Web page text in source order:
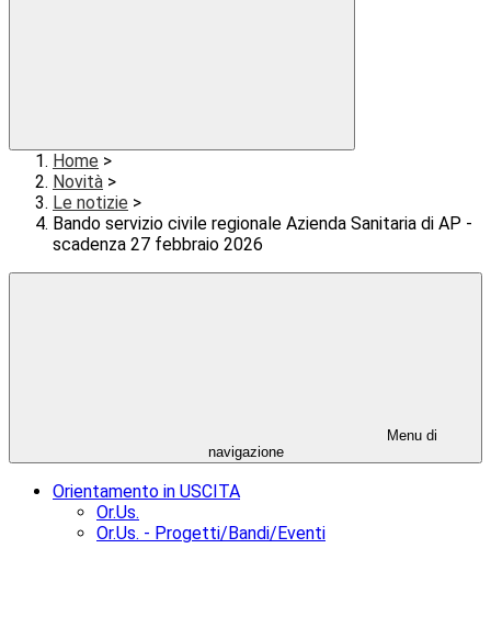
Home >
Novità >
Le notizie >
Bando servizio civile regionale Azienda Sanitaria di AP -
scadenza 27 febbraio 2026
Menu di
navigazione
Orientamento in USCITA
Or.Us.
Or.Us. - Progetti/Bandi/Eventi